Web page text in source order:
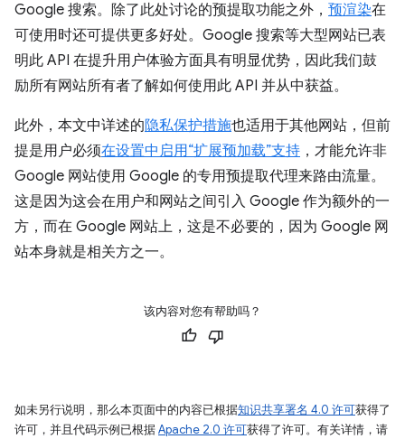
Google 搜索。除了此处讨论的预提取功能之外， 预渲染在
可使用时还可提供更多好处。Google 搜索等大型网站已表
明此 API 在提升用户体验方面具有明显优势，因此我们鼓
励所有网站所有者了解如何使用此 API 并从中获益。
此外，本文中详述的隐私保护措施也适用于其他网站，但前
提是用户必须在设置中启用“扩展预加载”支持 ，才能允许非
Google 网站使用 Google 的专用预提取代理来路由流量。
这是因为这会在用户和网站之间引入 Google 作为额外的一
方，而在 Google 网站上，这是不必要的，因为 Google 网
站本身就是相关方之一。
该内容对您有帮助吗？
如未另行说明，那么本页面中的内容已根据知识共享署名 4.0 许可获得了
许可，并且代码示例已根据Apache 2.0 许可获得了许可。有关详情，请